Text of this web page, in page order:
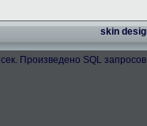
skin
сек. Произведено SQL